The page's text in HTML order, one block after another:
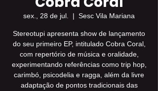
sex., 28 de jul.
  |
Sesc Vila Mariana
Stereotupi apresenta show de lançamento
do seu primeiro EP, intitulado Cobra Coral,
com repertório de música e oralidade,
experimentando referências como trip hop,
carimbó, psicodelia e ragga, além da livre
adaptação de pontos tradicionais das